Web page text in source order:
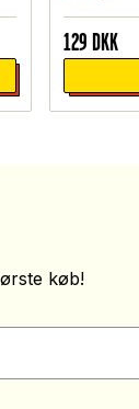
129 DKK
køb!